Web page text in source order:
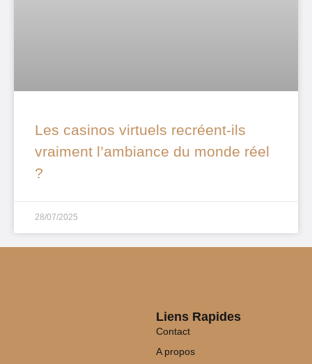
Les casinos virtuels recréent-ils
vraiment l’ambiance du monde réel
?
28/07/2025
Liens Rapides
Contact
A propos